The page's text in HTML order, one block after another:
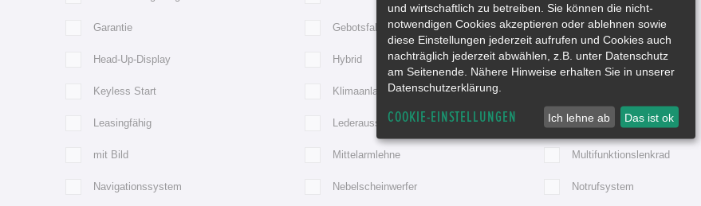
Garantie Gebotsfahrzeug Gepr. Gebrauchtwagen
Head-Up-Display Hybrid iPod Vorbereitung
Keyless Start Klimaanlage
Leasingfähig Lederausstattung Lendenstütze
mit Bild Mittelarmlehne Multifunktionslenkrad
Navigationssystem Nebelscheinwerfer Notrufsystem
und wirtschaftlich zu betreiben. Sie können die nicht-
notwendigen Cookies akzeptieren oder ablehnen sowie
diese Einstellungen jederzeit aufrufen und Cookies auch
nachträglich jederzeit abwählen, z.B. unter Datenschutz
am Seitenende. Nähere Hinweise erhalten Sie in unserer
Datenschutzerklärung.
COOKIE-EINSTELLUNGEN Ich lehne ab Das ist ok